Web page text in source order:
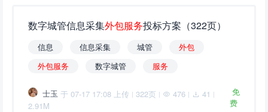
数字城管信息采集外包服务投标方案（322页）
信息 信息采集 城管 外包
外包服务 数字城管 服务
士玉 于 07-17 17:08 上传 | 322页 | 476 | 41 |
2.91M
免
费